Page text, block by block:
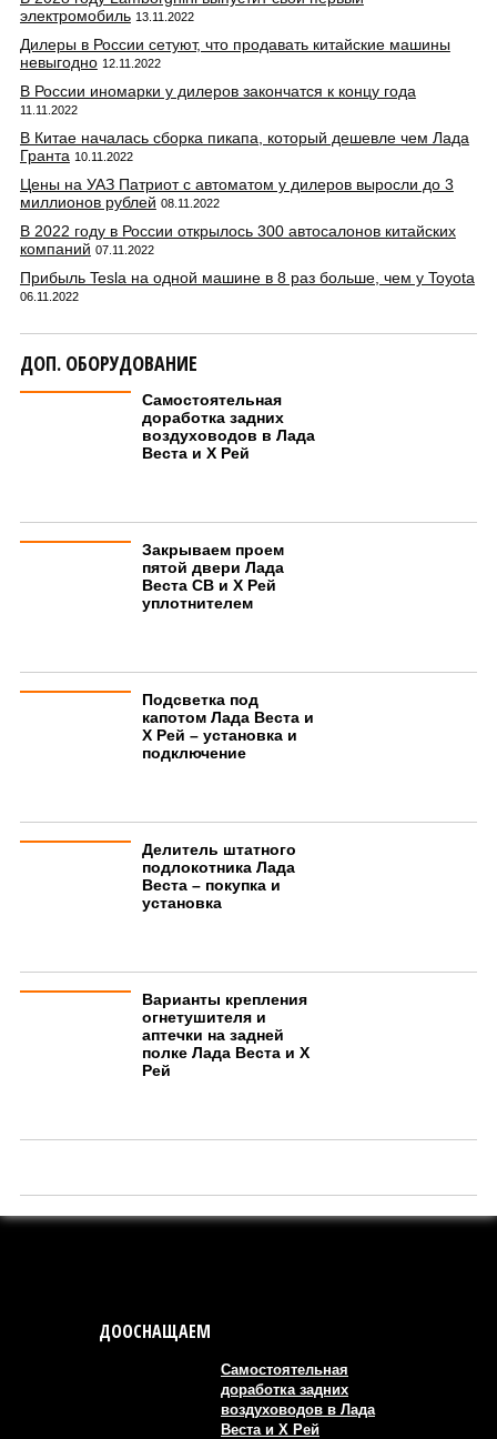
электромобиль 13.11.2022
Дилеры в России сетуют, что продавать китайские машины
невыгодно 12.11.2022
В России иномарки у дилеров закончатся к концу года
11.11.2022
В Китае началась сборка пикапа, который дешевле чем Лада
Гранта 10.11.2022
Цены на УАЗ Патриот с автоматом у дилеров выросли до 3
миллионов рублей 08.11.2022
В 2022 году в России открылось 300 автосалонов китайских
компаний 07.11.2022
Прибыль Tesla на одной машине в 8 раз больше, чем у Toyota
06.11.2022
ДОП. ОБОРУДОВАНИЕ
Самостоятельная
доработка задних
воздуховодов в Лада
Веста и Х Рей
Закрываем проем
пятой двери Лада
Веста СВ и Х Рей
уплотнителем
Подсветка под
капотом Лада Веста и
Х Рей – установка и
подключение
Делитель штатного
подлокотника Лада
Веста – покупка и
установка
Варианты крепления
огнетушителя и
аптечки на задней
полке Лада Веста и Х
Рей
ДООСНАЩАЕМ
Самостоятельная
доработка задних
воздуховодов в Лада
Веста и Х Рей